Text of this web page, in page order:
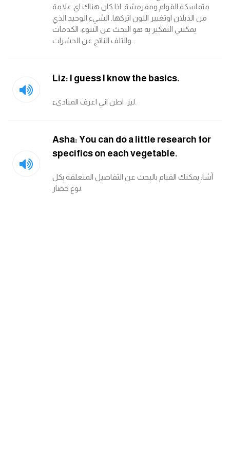
متماسكة القوام ومقرمشة. اذا كان هناك اي علامة
من الذبلان اوتغيير اللون اتركها. الشيء الوحيد الذي
يمكنني التفكير به هو البحث عن النتوء، الكدمات
Liz: I guess I know the basics.
Asha: You can do a little research for
specifics on each vegetable.
آشا: يمكنك القيام بالبحث عن التفاصيل المتعلقة بكل